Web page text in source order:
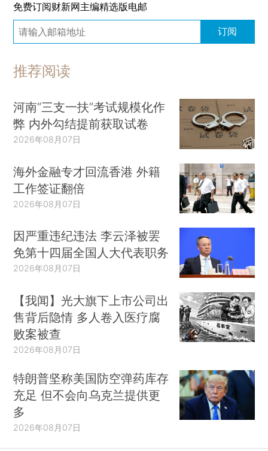
免费订阅财新网主编精选版电邮
订阅
推荐阅读
河南“三支一扶”考试规模化作
弊 内外勾结提前获取试卷
2026年08月07日
海外金融专才回流香港 外籍
工作签证翻倍
2026年08月07日
因严重违纪违法 李云泽被罢
免第十四届全国人大代表职务
2026年08月07日
【我闻】光大旗下上市公司出
售背后隐情 多人卷入医疗腐
败案被查
2026年08月07日
特朗普坚称美国防空弹药库存
充足 但不会向乌克兰提供更
多
2026年08月07日